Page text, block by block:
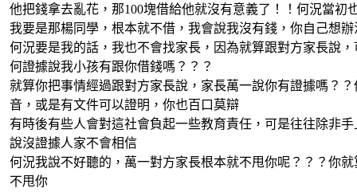
他把錢拿去亂花，那100塊借給他就沒有意義了！！何況當初
我要是那楊同學，根本就不借，我會說我沒有錢，你自己想辦
何況要是我的話，我也不會找家長，因為就算跟對方家長說
何證據說我小孩有跟你借錢嗎？？？
就算你把事情經過跟對方家長說，家長萬一說你有證據嗎？
音，或是有文件可以證明，你也百口莫辯
有時後有些人會對這社會負起一些教育責任，可是往往除非
說沒證據人家不會相信
何況我說不好聽的，萬一對方家長根本就不甩你呢？？？你
不甩你